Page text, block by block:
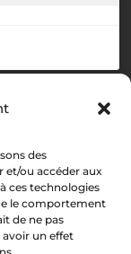
des
et/ou accéder aux
ces technologies
le comportement
de ne pas
un effet